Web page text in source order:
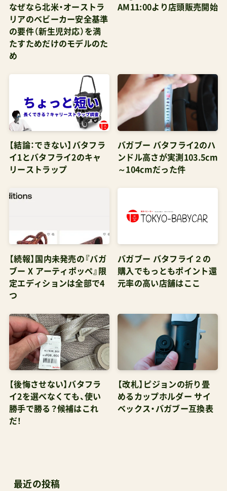
なぜなら北米・オーストラ
リアのベビーカー安全基準
の要件（新生児対応）を満
たすためだけのモデルのた
め
AM11:00より店頭販売開始
【結論：できない】バタフラ
イ1とバタフライ2のキャ
リーストラップ
バガブー バタフライ2のハ
ンドル高さが実測103.5cm
～104cmだった件
【続報】国内未発売の『バガ
ブー X アーティポッペ』限
定エディションは全部で4
つ
バガブー バタフライ２の
購入でもっともポイント還
元率の高い店舗はここ
【後悔させない】バタフラ
イ2を選べなくても、使い
勝手で勝る？候補はこれ
だ！
【改札】ピジョンの折り畳
めるカップホルダー サイ
ベックス・バガブー互換表
最近の投稿